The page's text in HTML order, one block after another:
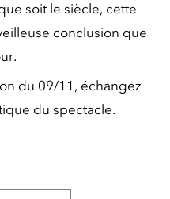
soit le siècle, cette
conclusion que
du 09/11, échangez
du spectacle.